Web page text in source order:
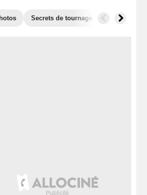
Secrets de tournage Récompenses